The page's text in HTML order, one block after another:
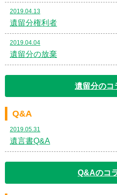
2019.04.13
遺留分権利者
2019.04.04
遺留分の放棄
遺留分のコ
Q&A
2019.05.31
遺言書Q&A
Q&Aのコ